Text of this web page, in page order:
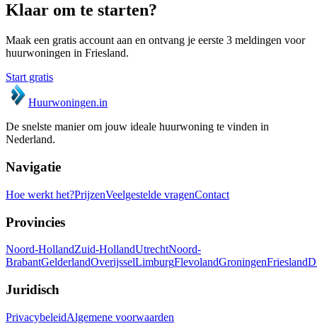
Klaar om te starten?
Maak een gratis account aan en ontvang je eerste 3 meldingen voor
huurwoningen in Friesland.
Start gratis
Huurwoningen.in
De snelste manier om jouw ideale huurwoning te vinden in
Nederland.
Navigatie
Hoe werkt het?PrijzenVeelgestelde vragenContact
Provincies
Noord-HollandZuid-HollandUtrechtNoord-
BrabantGelderlandOverijsselLimburgFlevolandGroningenFriesland
Juridisch
PrivacybeleidAlgemene voorwaarden